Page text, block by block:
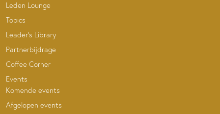
Leden Lounge
Topics
Leader’s Library
Partnerbijdrage
Coffee Corner
Events
Komende events
Afgelopen events